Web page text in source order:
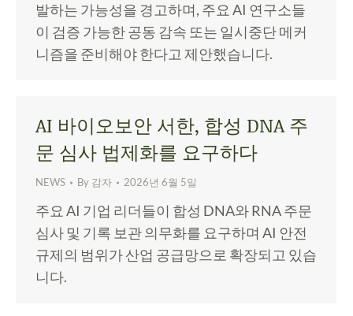
발하는 가능성을 경고하며, 주요 AI 연구소들
이 검증 가능한 공동 감속 또는 일시중단 메커
니즘을 준비해야 한다고 제안했습니다.
AI 바이오보안 서한, 합성 DNA 주
문 심사 법제화를 요구하다
NEWS By 감자 2026년 6월 5일
주요 AI 기업 리더들이 합성 DNA와 RNA 주문
심사 및 기록 보관 의무화를 요구하며 AI 안전
규제의 범위가 산업 공급망으로 확장되고 있습
니다.